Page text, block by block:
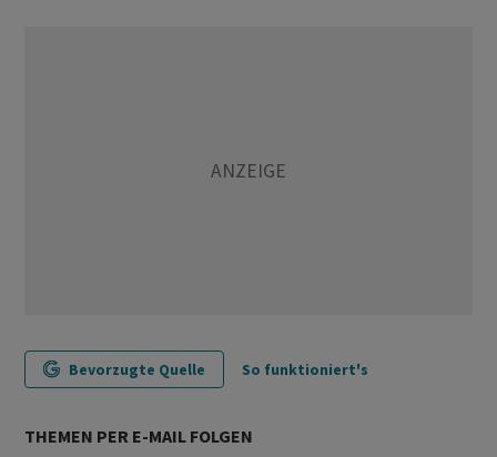
Bevorzugte Quelle So funktioniert's
THEMEN PER E-MAIL FOLGEN